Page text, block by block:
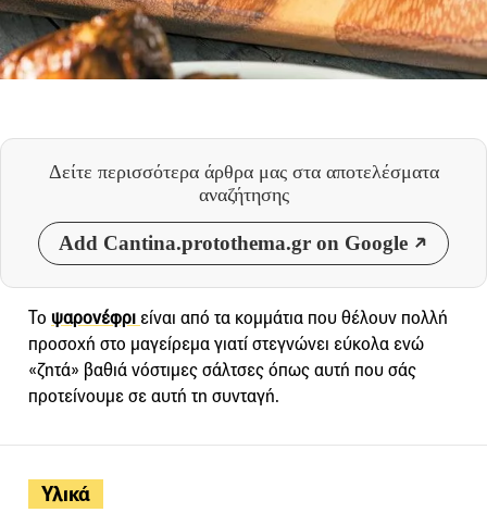
Δείτε περισσότερα άρθρα μας στα αποτελέσματα
αναζήτησης
Add Cantina.protothema.gr on Google
Υλικά
Το ψαρονέφρι είναι από τα κομμάτια που θέλουν πολλή
προσοχή στο μαγείρεμα γιατί στεγνώνει εύκολα ενώ
«ζητά» βαθιά νόστιμες σάλτσες όπως αυτή που σάς
προτείνουμε σε αυτή τη συνταγή.